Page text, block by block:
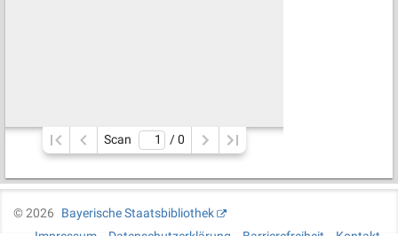
Scan / 0
©2026
Bayerische Staatsbibliothek